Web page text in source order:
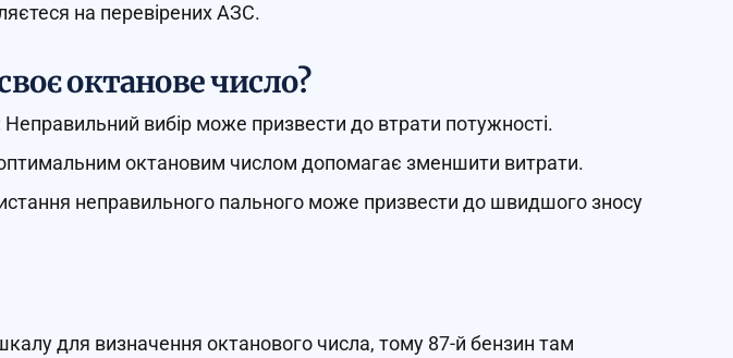
на перевірених АЗС.
октанове число?
Неправильний вибір може призвести до втрати потужності.
октановим числом допомагає зменшити витрати.
неправильного пального може призвести до швидшого зносу
для визначення октанового числа, тому 87-й бензин там